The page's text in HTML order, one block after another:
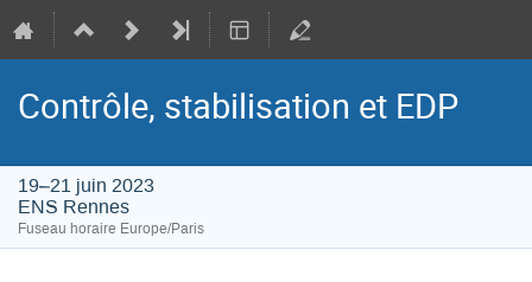
Contrôle, stabilisation et EDP
19–21 juin 2023
ENS Rennes
Fuseau horaire Europe/Paris